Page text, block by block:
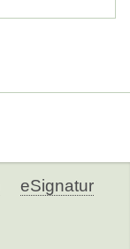
eSignatur